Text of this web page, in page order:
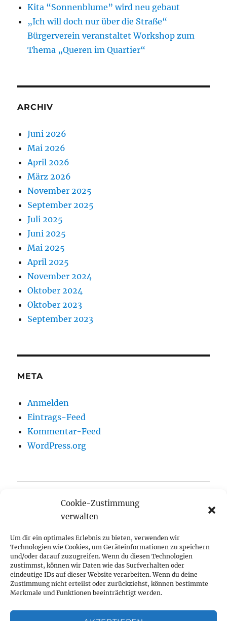
Cookie-Zustimmung
verwalten
Um dir ein optimales Erlebnis zu bieten, verwenden wir
Technologien wie Cookies, um Geräteinformationen zu speichern
und/oder darauf zuzugreifen. Wenn du diesen Technologien
zustimmst, können wir Daten wie das Surfverhalten oder
eindeutige IDs auf dieser Website verarbeiten. Wenn du deine
Zustimmung nicht erteilst oder zurückziehst, können bestimmte
Merkmale und Funktionen beeinträchtigt werden.
Kita “Sonnenblume” wird neu gebaut
„Ich will doch nur über die Straße“
Bürgerverein veranstaltet Workshop zum
Thema „Queren im Quartier“
ARCHIV
Juni 2026
Mai 2026
April 2026
März 2026
November 2025
September 2025
Juli 2025
Juni 2025
Mai 2025
April 2025
November 2024
Oktober 2024
Oktober 2023
September 2023
META
Anmelden
Eintrags-Feed
Kommentar-Feed
WordPress.org
Anger-Crottendorfer Anzeiger
Termine
öffnen
Initiativen